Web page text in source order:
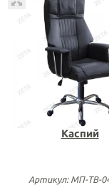
Каспий
Артикул: МП-ТВ-